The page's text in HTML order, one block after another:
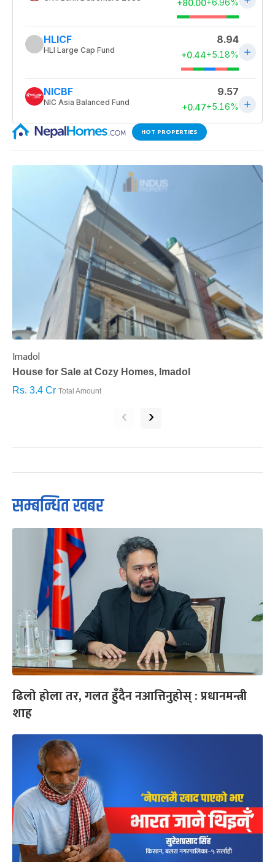
HOT PROPERTIES
Imadol
House for Sale at Cozy Homes, Imadol
Rs. 3.4 Cr Total Amount
‹ ›
सम्बन्धित खबर
ढिलो होला तर, गलत हुँदैन नआत्तिनुहोस् : प्रधानमन्त्री
शाह